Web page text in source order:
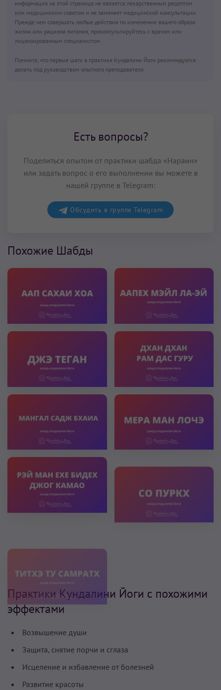
информация на этой странице не является лекарственным рецептом
или медицинским советом и не заменяет медицинской консультации.
Прежде чем совершать любые действия по изменению вашего образа
жизни или рациона питания, проконсультируйтесь с врачом или
лицензированным специалистом.
Помните, что первые шаги в практике Кундалини Йоги рекомендуется
делать под руководством опытного преподавателя.
Есть вопросы?
Поделиться опытом от практики шабда «Нараин»
или задать вопрос о его выполнении вы можете в
нашей группе в Telegram:
Обсудить в группе Telegram
Похожие Шабды
Практики Кундалини Йоги с похожими
эффектами
Возвышение души
Защита, снятие порчи и сглаза
Исцеление и избавление от болезней
Развитие красоты